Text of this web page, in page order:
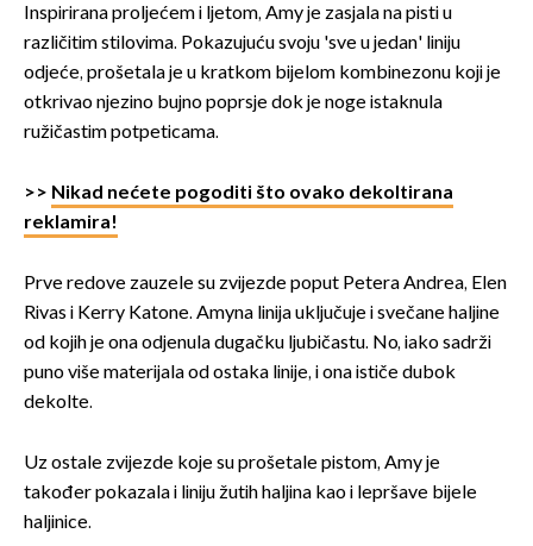
Inspirirana proljećem i ljetom, Amy je zasjala na pisti u
različitim stilovima. Pokazujuću svoju 'sve u jedan' liniju
odjeće, prošetala je u kratkom bijelom kombinezonu koji je
otkrivao njezino bujno poprsje dok je noge istaknula
ružičastim potpeticama.
>> Nikad nećete pogoditi što ovako dekoltirana
reklamira!
Prve redove zauzele su zvijezde poput Petera Andrea, Elen
Rivas i Kerry Katone. Amyna linija uključuje i svečane haljine
od kojih je ona odjenula dugačku ljubičastu. No, iako sadrži
puno više materijala od ostaka linije, i ona ističe dubok
dekolte.
Uz ostale zvijezde koje su prošetale pistom, Amy je
također pokazala i liniju žutih haljina kao i lepršave bijele
haljinice.